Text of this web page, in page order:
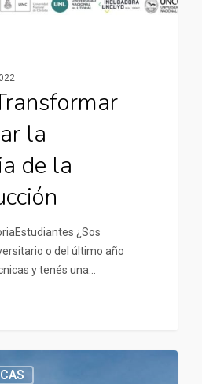
la
de la
¿Sos
o del último año
y tenés una…